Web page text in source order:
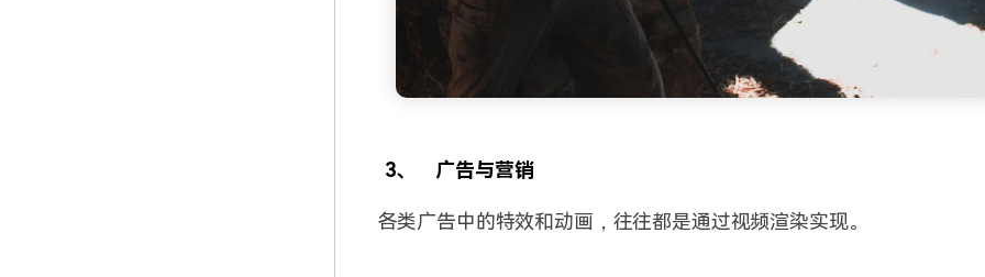
3、 广告与营销
各类广告中的特效和动画，往往都是通过视频渲染实现。